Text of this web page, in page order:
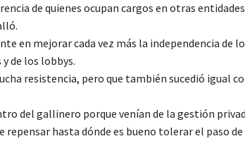
de quienes ocupan cargos en otras
en mejorar cada vez más la independencia de
de los lobbys.
resistencia, pero que también sucedió igual
del gallinero porque venían de la gestión
hasta dónde es bueno tolerar el paso